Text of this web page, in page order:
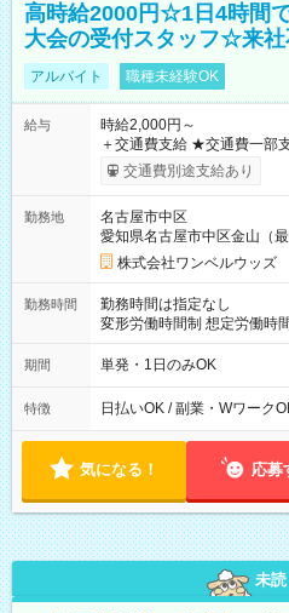
高時給2000円☆1日4時間
大会の受付スタッフ☆来
アルバイト 職種未経験OK
給与
時給2,000円～
＋交通費支給 ★交通費一部支給！ ┗1日500円を超えた分は全額
支給！ ※往復500円以内の方は
OK！（規定あり） ┗働いた
期間なし
交通費別途支給あり
勤務地
名古屋市中区
愛知県名古屋市中区金山（最
株式会社ワンベルウッズ
勤務時間
勤務時間は指定なし
変形労働時間制 想定労働時間170時間/月 ☆
10/26 全日共通 08：00～12
～9/19のみ下記シフトもあり
00
期間 単発・1日のみOK
特徴 日払いOK / 副業・Wワーク
気になる！ 応募
未読